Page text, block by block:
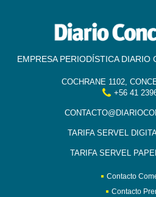
EMPRESA PERIODÍSTICA
COCHRANE 1102,
+56 41
TARIFA SERVEL
TARIFA SERVEL
Contacto
Contacto